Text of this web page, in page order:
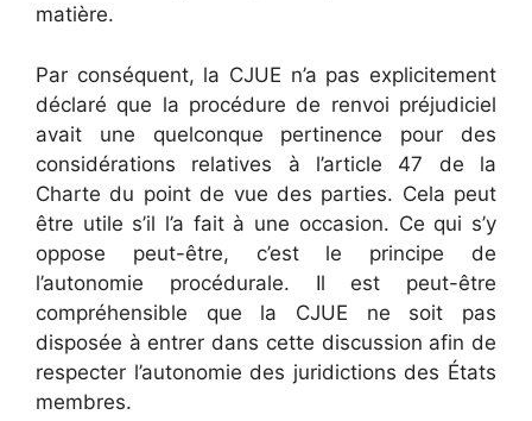
matière.
Par conséquent, la CJUE n’a pas explicitement
déclaré que la procédure de renvoi préjudiciel
avait une quelconque pertinence pour des
considérations relatives à l’article 47 de la
Charte du point de vue des parties. Cela peut
être utile s’il l’a fait à une occasion. Ce qui s’y
oppose peut-être, c’est le principe de
l’autonomie procédurale. Il est peut-être
compréhensible que la CJUE ne soit pas
disposée à entrer dans cette discussion afin de
respecter l’autonomie des juridictions des États
membres.